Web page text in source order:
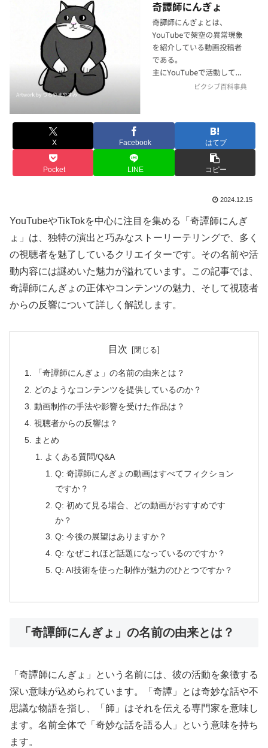
X Facebook はてブ
Pocket LINE コピー
2024.12.15
YouTubeやTikTokを中心に注目を集める「奇譚師にんぎ
ょ」は、独特の演出と巧みなストーリーテリングで、多く
の視聴者を魅了しているクリエイターです。その名前や活
動内容には謎めいた魅力が溢れています。この記事では、
奇譚師にんぎょの正体やコンテンツの魅力、そして視聴者
からの反響について詳しく解説します。
目次
「奇譚師にんぎょ」の名前の由来とは？
どのようなコンテンツを提供しているのか？
動画制作の手法や影響を受けた作品は？
視聴者からの反響は？
まとめ
よくある質問/Q&A
Q: 奇譚師にんぎょの動画はすべてフィクション
ですか？
Q: 初めて見る場合、どの動画がおすすめです
か？
Q: 今後の展望はありますか？
Q: なぜこれほど話題になっているのですか？
Q: AI技術を使った制作が魅力のひとつですか？
「奇譚師にんぎょ」の名前の由来とは？
「奇譚師にんぎょ」という名前には、彼の活動を象徴する
深い意味が込められています。「奇譚」とは奇妙な話や不
思議な物語を指し、「師」はそれを伝える専門家を意味し
ます。名前全体で「奇妙な話を語る人」という意味を持ち
ます。